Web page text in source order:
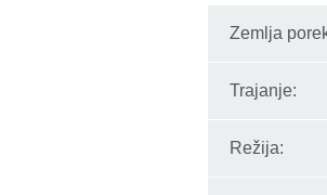
Zemlja
Trajanje:
Režija: